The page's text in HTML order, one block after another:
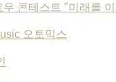
우 콘테스트 "미래를
오토믹스